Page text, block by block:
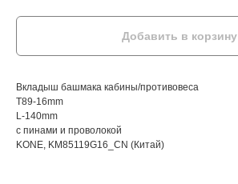
Добавить в корзину
Вкладыш башмака кабины/противовеса
Т89-16mm
L-140mm
с пинами и проволокой
KONE, KM85119G16_CN (Китай)